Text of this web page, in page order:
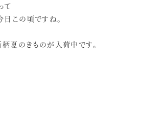
て
この頃ですね。
夏のきものが入荷中です。